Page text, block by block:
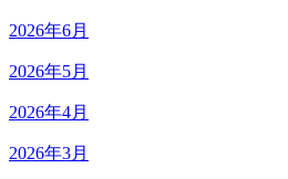
2026年6月
2026年5月
2026年4月
2026年3月